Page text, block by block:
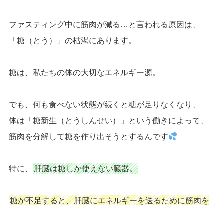
ファスティング中に筋肉が減る…と言われる原因は、
「糖（とう）」の枯渇にあります。
糖は、私たちの体の大切なエネルギー源。
でも、何も食べない状態が続くと糖が足りなくなり、
体は「糖新生（とうしんせい）」という働きによって、
筋肉を分解して糖を作り出そうとするんです
特に、 肝臓は糖しか使えない臓器。
糖が不足すると、肝臓にエネルギーを送るために筋肉を